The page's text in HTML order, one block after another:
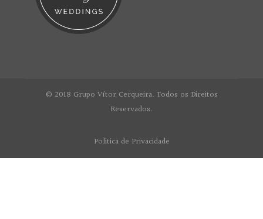
© 2018 Grupo Vítor Cerqueira. Todos os Direitos
Reservados.
Politica de Privacidade